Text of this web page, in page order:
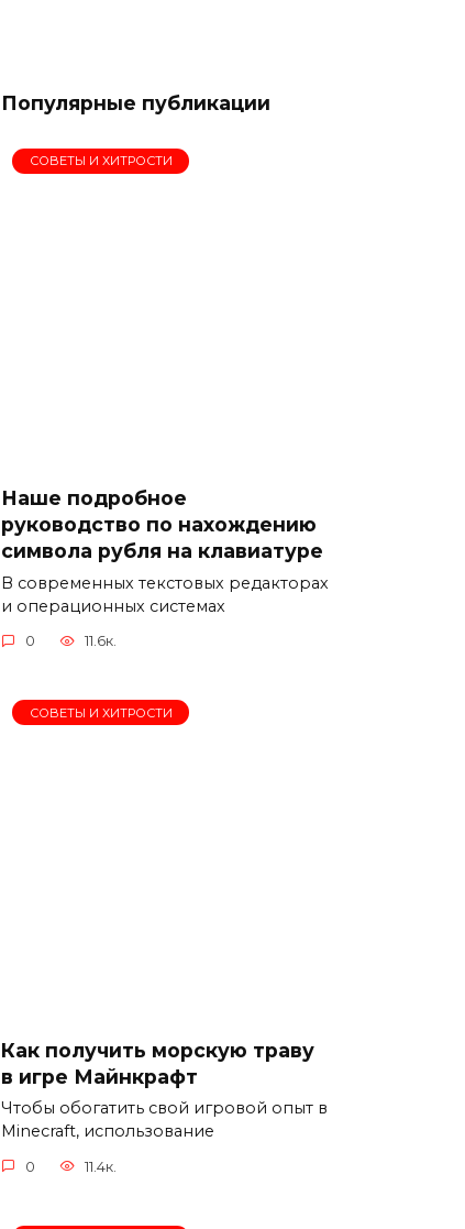
Популярные публикации
СОВЕТЫ И ХИТРОСТИ
Наше подробное
руководство по нахождению
символа рубля на клавиатуре
В современных текстовых редакторах
и операционных системах
0 11.6к.
СОВЕТЫ И ХИТРОСТИ
Как получить морскую траву
в игре Майнкрафт
Чтобы обогатить свой игровой опыт в
Minecraft, использование
0 11.4к.